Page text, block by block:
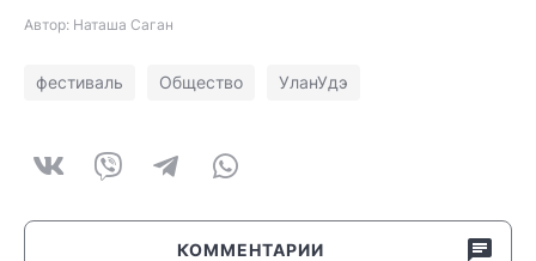
Автор: Наташа Саган
фестиваль Общество УланУдэ
КОММЕНТАРИИ